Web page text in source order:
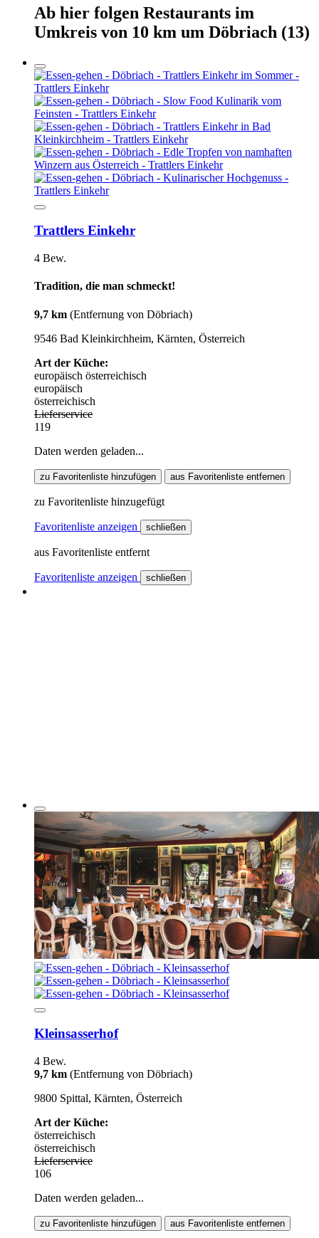
Ab hier folgen Restaurants im
Umkreis von 10 km um Döbriach (13)
Trattlers Einkehr
4 Bew.
Tradition, die man schmeckt!
9,7 km (Entfernung von Döbriach)
9546 Bad Kleinkirchheim, Kärnten, Österreich
Art der Küche:
europäisch österreichisch
europäisch
österreichisch
Lieferservice
119
Daten werden geladen...
zu Favoritenliste hinzufügen aus Favoritenliste entfernen
zu Favoritenliste hinzugefügt
Favoritenliste anzeigen schließen
aus Favoritenliste entfernt
Favoritenliste anzeigen schließen
Kleinsasserhof
4 Bew.
9,7 km (Entfernung von Döbriach)
9800 Spittal, Kärnten, Österreich
Art der Küche:
österreichisch
österreichisch
Lieferservice
106
Daten werden geladen...
zu Favoritenliste hinzufügen aus Favoritenliste entfernen